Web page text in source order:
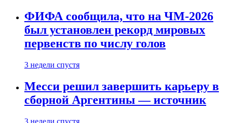
ФИФА сообщила, что на ЧМ-2026
был установлен рекорд мировых
первенств по числу голов
3 недели спустя
Месси решил завершить карьеру в
сборной Аргентины — источник